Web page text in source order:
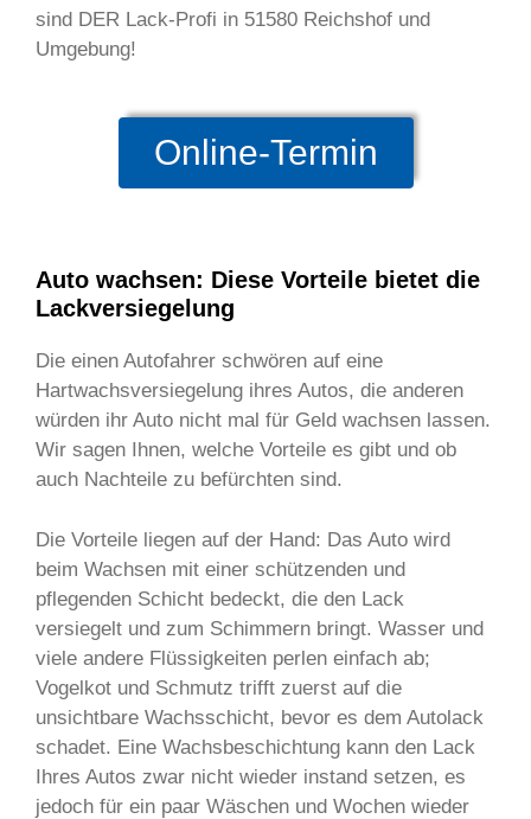
sind DER Lack-Profi in 51580 Reichshof und
Umgebung!
Online-Termin
Auto wachsen: Diese Vorteile bietet die
Lackversiegelung
Die einen Autofahrer schwören auf eine
Hartwachsversiegelung ihres Autos, die anderen
würden ihr Auto nicht mal für Geld wachsen lassen.
Wir sagen Ihnen, welche Vorteile es gibt und ob
auch Nachteile zu befürchten sind.
Die Vorteile liegen auf der Hand: Das Auto wird
beim Wachsen mit einer schützenden und
pflegenden Schicht bedeckt, die den Lack
versiegelt und zum Schimmern bringt. Wasser und
viele andere Flüssigkeiten perlen einfach ab;
Vogelkot und Schmutz trifft zuerst auf die
unsichtbare Wachsschicht, bevor es dem Autolack
schadet. Eine Wachsbeschichtung kann den Lack
Ihres Autos zwar nicht wieder instand setzen, es
jedoch für ein paar Wäschen und Wochen wieder